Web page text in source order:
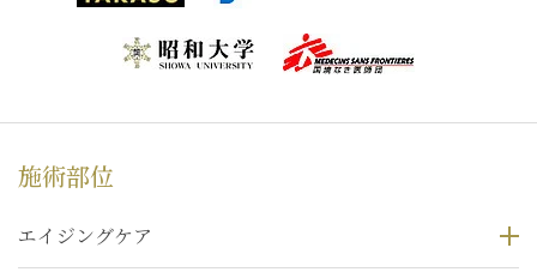
施術部位
エイジングケア